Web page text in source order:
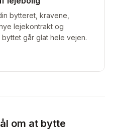
bytteret, kravene,
lejekontrakt og
går glat hele vejen.
om at bytte